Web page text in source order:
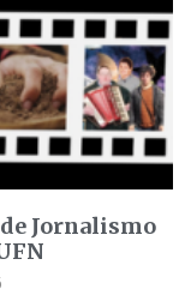
Jornalismo